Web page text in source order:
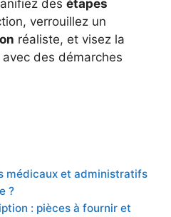
des étapes
verrouillez un
réaliste, et visez la
avec des démarches
médicaux et administratifs
?
: pièces à fournir et